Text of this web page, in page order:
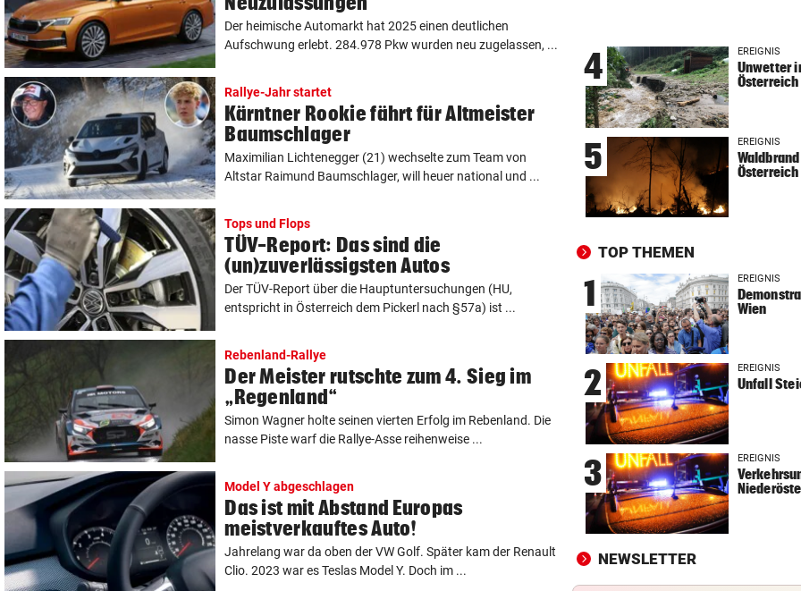
Der heimische Automarkt hat 2025 einen deutlichen
Aufschwung erlebt. 284.978 Pkw wurden neu zugelassen, ...
Rallye-Jahr startet
Kärntner Rookie fährt für Altmeister
Baumschlager
Maximilian Lichtenegger (21) wechselte zum Team von
Altstar Raimund Baumschlager, will heuer national und ...
Tops und Flops
TÜV-Report: Das sind die
(un)zuverlässigsten Autos
Der TÜV-Report über die Hauptuntersuchungen (HU,
entspricht in Österreich dem Pickerl nach §57a) ist ...
Rebenland-Rallye
Der Meister rutschte zum 4. Sieg im
„Regenland“
Simon Wagner holte seinen vierten Erfolg im Rebenland. Die
nasse Piste warf die Rallye-Asse reihenweise ...
Model Y abgeschlagen
Das ist mit Abstand Europas
meistverkauftes Auto!
Jahrelang war da oben der VW Golf. Später kam der Renault
Clio. 2023 war es Teslas Model Y. Doch im ...
Olympiasieger „geht fremd“
FREIHEIT IN KASACHSTAN vor
Geschenk Putins: Tigerdame
sprintet in Freiheit
VON HINTEN GEPACKT vor
25-jähriger Mann in Park
und ausgeraubt
MUSKEL-COMEBACK
Russell Crowe: 25 Kilo
Übergewicht wegtrainiert!
EINST KONKURRENTINNEN
„Legende!“ Emotionaler
Post für Gut-Behrami
AUTOBAHN GESPERRT
Auf der A9: Frau aus
befreit
WAHNSINNS-AUSSICHT
Von hier aus blicken Sie auf
„KRONE“-KOMMENTAR vor
4 EREIGNIS
Unwetter
Österreich
5 EREIGNIS
Österreich
TOP THEMEN
1 EREIGNIS
Wien
2 EREIGNIS
Unfall
3 EREIGNIS
NEWSLETTER